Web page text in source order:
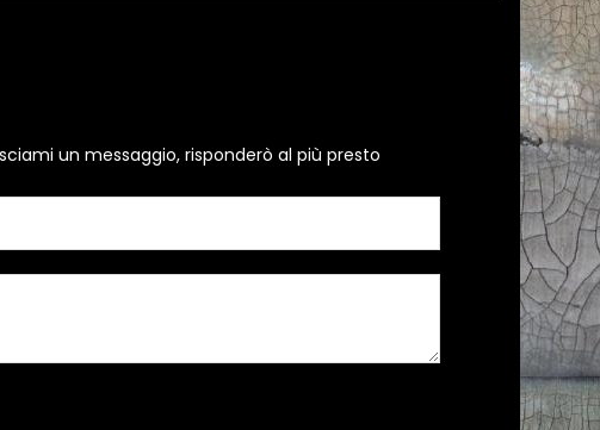
un messaggio, risponderò al più presto